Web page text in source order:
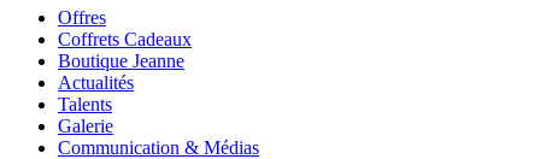
Offres
Coffrets Cadeaux
Boutique Jeanne
Actualités
Talents
Galerie
Communication & Médias